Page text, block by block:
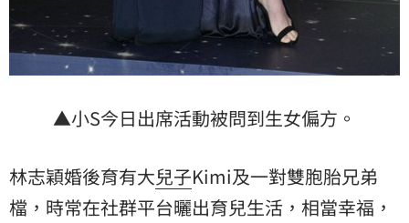
▲小S今日出席活動被問到生女偏方。
林志穎婚後育有大兒子Kimi及一對雙胞胎兄弟
檔，時常在社群平台曬出育兒生活，相當幸福，